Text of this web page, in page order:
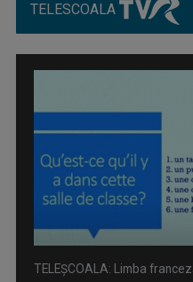
TELESCOALA
TELEȘCOALA: Matematică,